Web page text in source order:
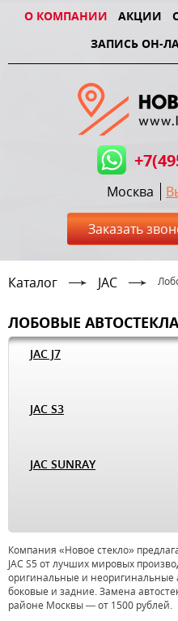
О КОМПАНИИ АКЦИИ
ЗАПИСЬ ОН-
Москва
Заказать
Каталог JAC
ЛОБОВЫЕ АВТОСТЕКЛА
JAC J7
JAC S3
JAC SUNRAY
Компания «Новое стекло»
JAC S5 от лучших мировых
оригинальные и неоригинальные
боковые и задние. Замена
районе Москвы — от 1500 рублей.